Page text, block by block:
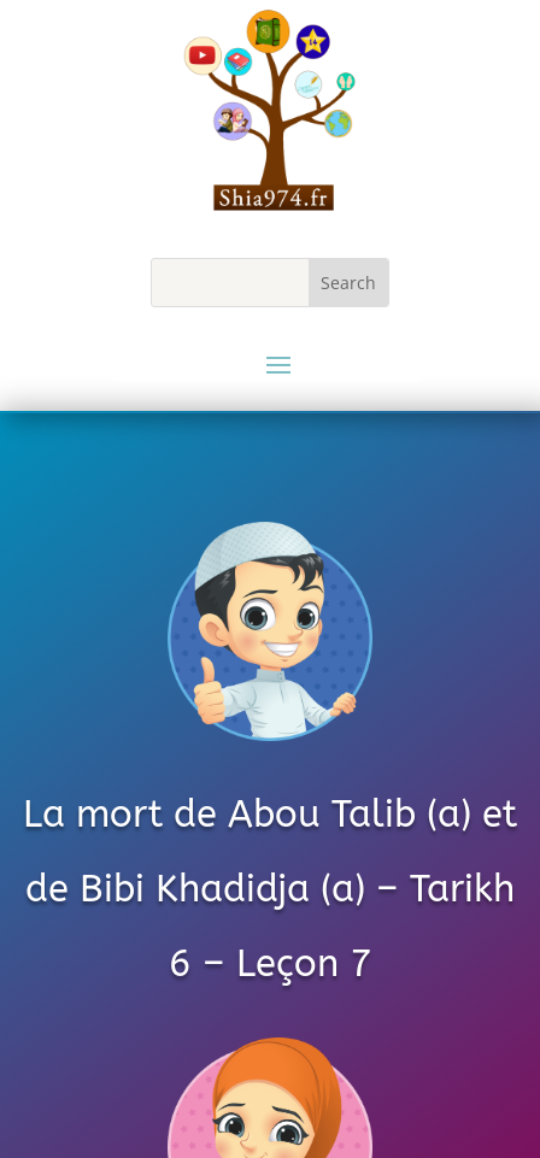
La mort de Abou Talib (a) et
de Bibi Khadidja (a) – Tarikh
6 – Leçon 7